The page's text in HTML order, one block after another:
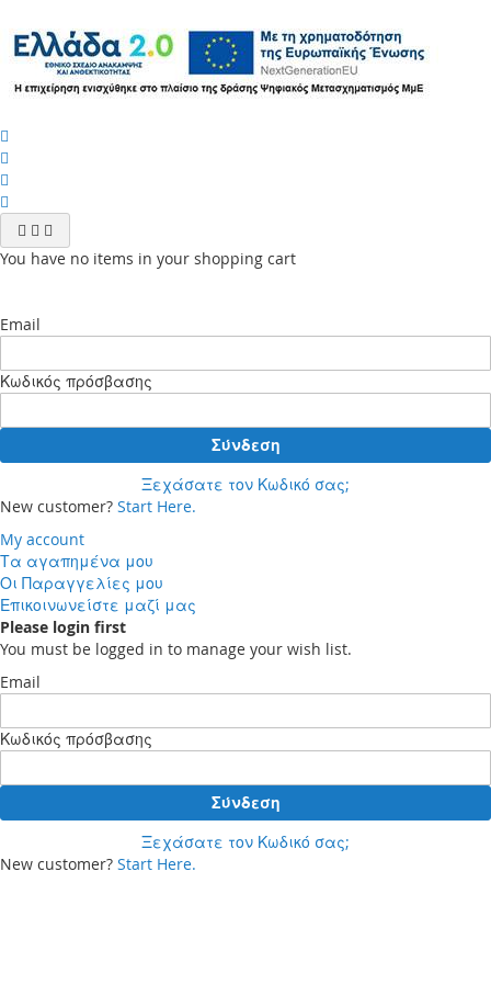
You have no items in your shopping cart
Email
Κωδικός πρόσβασης
Σύνδεση
Ξεχάσατε τον Κωδικό σας;
New customer? Start Here.
My account
Τα αγαπημένα μου
Οι Παραγγελίες μου
Επικοινωνείστε μαζί μας
Please login first
You must be logged in to manage your wish list.
Email
Κωδικός πρόσβασης
Σύνδεση
Ξεχάσατε τον Κωδικό σας;
New customer? Start Here.